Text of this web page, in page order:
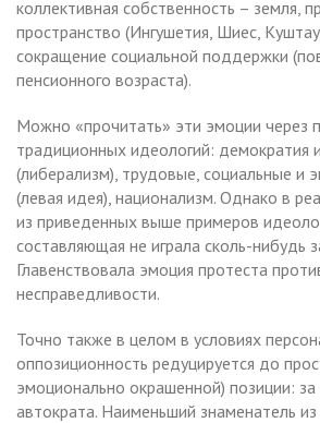
коллективная собственность – земля,
пространство (Ингушетия, Шиес,
сокращение социальной поддержки
пенсионного возраста).
Можно «прочитать» эти эмоции через
традиционных идеологий: демократия
(либерализм), трудовые, социальные и
(левая идея), национализм. Однако в
из приведенных выше примеров
составляющая не играла сколь-нибудь
Главенствовала эмоция протеста
несправедливости.
Точно также в целом в условиях
оппозиционность редуцируется до
эмоционально окрашенной) позиции: за
автократа. Наименьший знаменатель